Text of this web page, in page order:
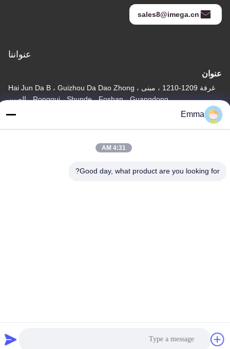
sales8@imega.cn
عنواننا
عنوان
غرفة 1209-1210 ، مبنى Hai Jun Da B ، Guizhou Da Dao Zhong ،
Ronggui ، Shunde ، Foshan ، Guangdong ، الصين
تيل
Emma
4:31 AM
Good day, what product are you looking for?